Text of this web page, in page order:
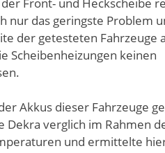
nur das geringste Problem
der getesteten Fahrzeuge
Scheibenheizungen keinen
Akkus dieser Fahrzeuge
verglich im Rahmen
und ermittelte